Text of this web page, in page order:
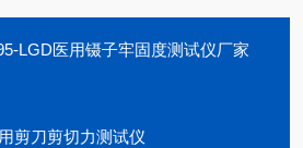
LGD医用镊子牢固度测试仪厂家
剪刀剪切力测试仪